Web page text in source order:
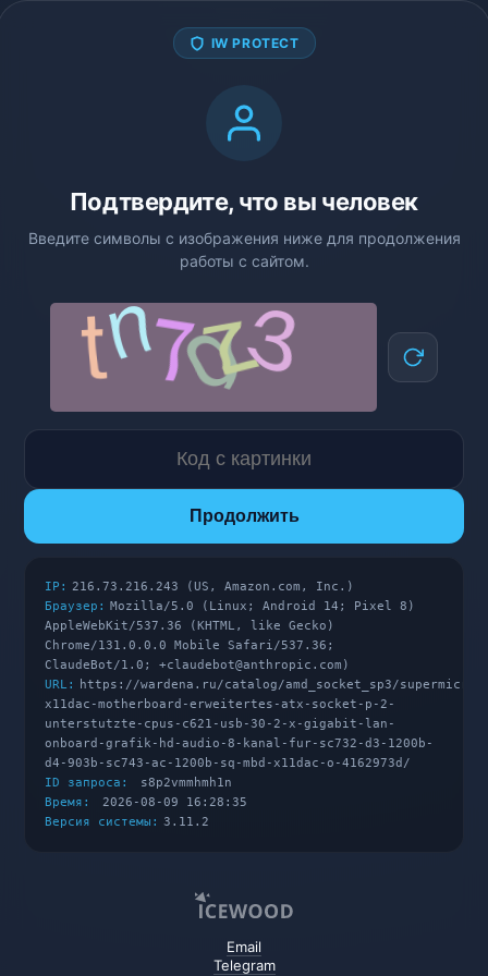
IW PROTECT
Подтвердите, что вы человек
Введите символы с изображения ниже для продолжения
работы с сайтом.
Продолжить
IP: 216.73.216.243 (US, Amazon.com, Inc.)
Браузер: Mozilla/5.0 (Linux; Android 14; Pixel 8)
AppleWebKit/537.36 (KHTML, like Gecko)
Chrome/131.0.0.0 Mobile Safari/537.36;
ClaudeBot/1.0; +claudebot@anthropic.com)
URL:
https://wardena.ru/catalog/amd_socket_sp3/supermicro-
x11dac-motherboard-erweitertes-atx-socket-p-2-
unterstutzte-cpus-c621-usb-30-2-x-gigabit-lan-
onboard-grafik-hd-audio-8-kanal-fur-sc732-d3-1200b-
d4-903b-sc743-ac-1200b-sq-mbd-x11dac-o-4162973d/
ID запроса:
s8p2vmmhmh1n
Время:
2026-08-09 16:28:35
Версия системы: 3.11.2
Email
Telegram